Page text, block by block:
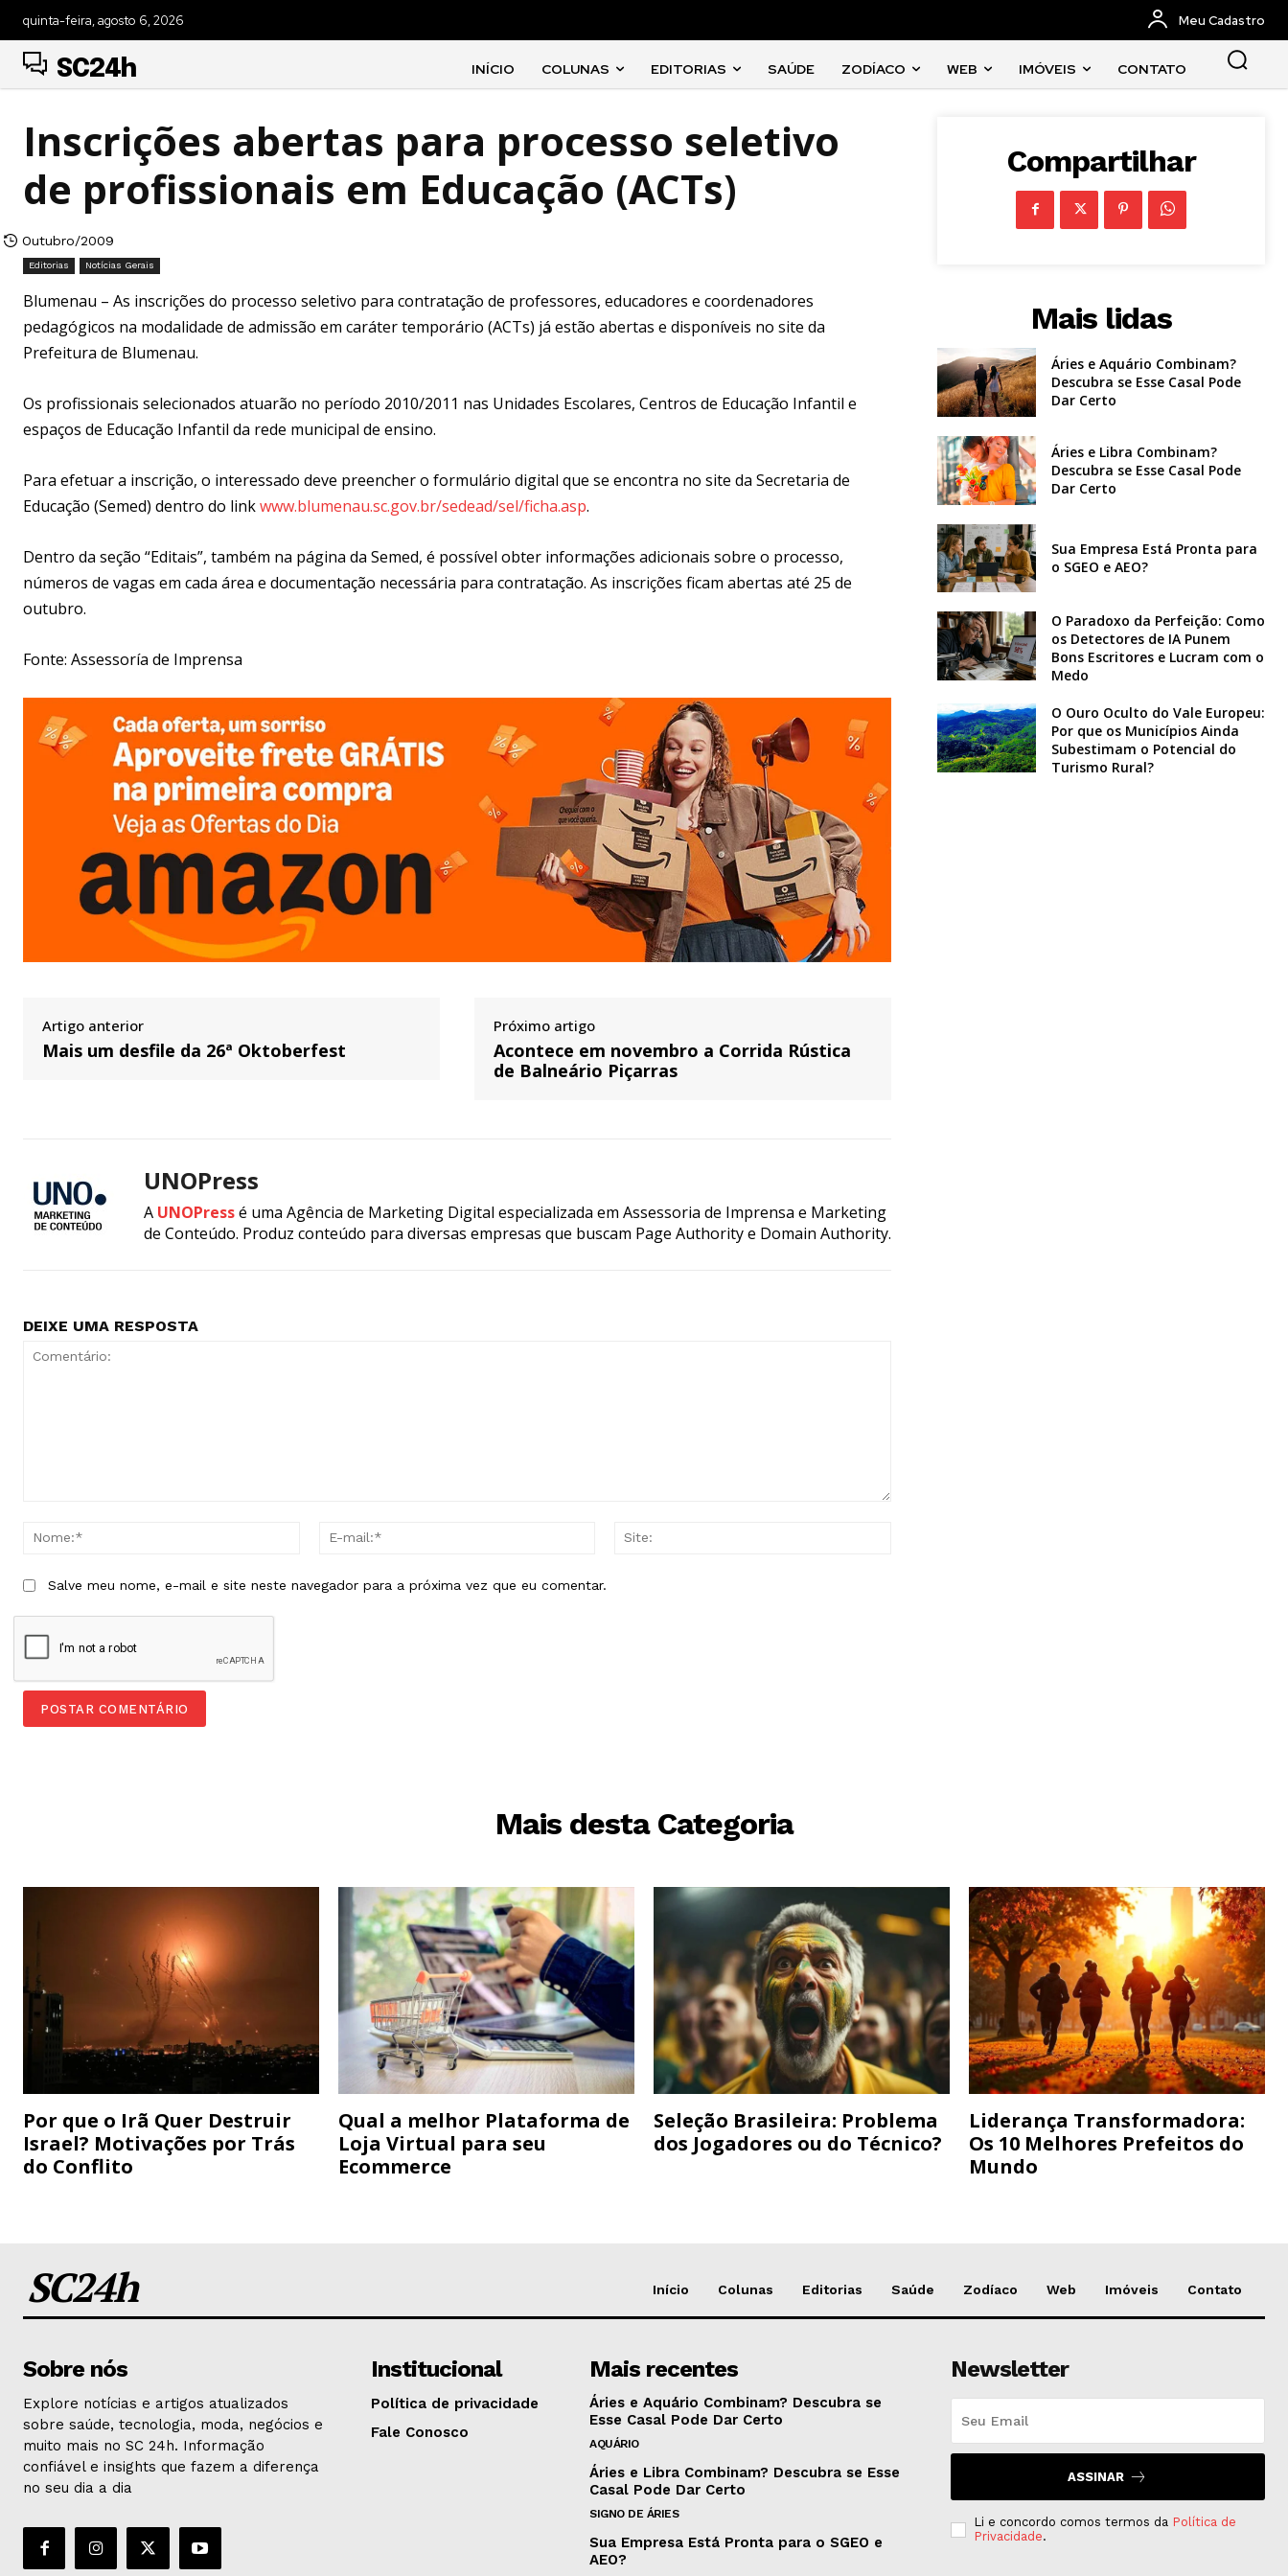
quinta-feira, agosto 6, 2026 Meu Cadastro
SC24h INÍCIO COLUNAS EDITORIAS SAÚDE ZODÍACO WEB IMÓVEIS CONTATO
Inscrições abertas para processo seletivo
de profissionais em Educação (ACTs)
Outubro/2009
Editorias Notícias Gerais
Blumenau – As inscrições do processo seletivo para contratação de professores, educadores e coordenadores
pedagógicos na modalidade de admissão em caráter temporário (ACTs) já estão abertas e disponíveis no site da
Prefeitura de Blumenau.
Os profissionais selecionados atuarão no período 2010/2011 nas Unidades Escolares, Centros de Educação Infantil e
espaços de Educação Infantil da rede municipal de ensino.
Para efetuar a inscrição, o interessado deve preencher o formulário digital que se encontra no site da Secretaria de
Educação (Semed) dentro do linkwww.blumenau.sc.gov.br/sedead/sel/ficha.asp.
Dentro da seção “Editais”, também na página da Semed, é possível obter informações adicionais sobre o processo,
números de vagas em cada área e documentação necessária para contratação. As inscrições ficam abertas até 25 de
outubro.
Fonte: Assessoría de Imprensa
Artigo anterior
Mais um desfile da 26ª Oktoberfest
Próximo artigo
Acontece em novembro a Corrida Rústica
de Balneário Piçarras
UNOPress
A UNOPressé uma Agência de Marketing Digital especializada em Assessoria de Imprensa e Marketing
de Conteúdo. Produz conteúdo para diversas empresas que buscam Page Authority e Domain Authority.
DEIXE UMA RESPOSTA
Nome:*
Salve meu nome, e-mail e site neste navegador para a próxima vez que eu comentar.
Compartilhar
Mais lidas
Áries e Aquário Combinam?
Descubra se Esse Casal Pode
Dar Certo
Áries e Libra Combinam?
Descubra se Esse Casal Pode
Dar Certo
Sua Empresa Está Pronta para
o SGEO e AEO?
O Paradoxo da Perfeição: Como
os Detectores de IA Punem
Bons Escritores e Lucram com o
Medo
O Ouro Oculto do Vale Europeu:
Por que os Municípios Ainda
Subestimam o Potencial do
Turismo Rural?
Mais desta Categoria
Por que o Irã Quer Destruir
Israel? Motivações por Trás
do Conflito
Qual a melhor Plataforma de
Loja Virtual para seu
Ecommerce
Seleção Brasileira: Problema
dos Jogadores ou do Técnico?
Liderança Transformadora:
Os 10 Melhores Prefeitos do
Mundo
SC24h Início Colunas Editorias Saúde Zodíaco Web Imóveis Contato
Sobre nós
Explore notícias e artigos atualizados
sobre saúde, tecnologia, moda, negócios e
muito mais no SC 24h. Informação
confiável e insights que fazem a diferença
no seu dia a dia
Institucional
Política de privacidade
Fale Conosco
Mais recentes
Áries e Aquário Combinam? Descubra se
Esse Casal Pode Dar Certo
AQUÁRIO
Áries e Libra Combinam? Descubra se Esse
Casal Pode Dar Certo
SIGNO DE ÁRIES
Sua Empresa Está Pronta para o SGEO e
AEO?
Newsletter
ASSINAR
Li e concordo comos termos da Política de
Privacidade.